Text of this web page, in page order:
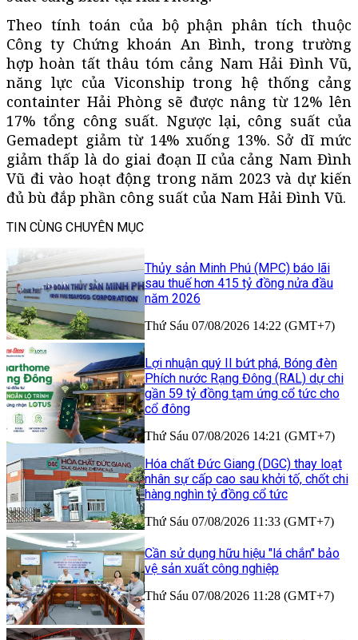
Theo tính toán của bộ phận phân tích thuộc
Công ty Chứng khoán An Bình, trong trường
hợp hoàn tất thâu tóm cảng Nam Hải Đình Vũ,
năng lực của Viconship trong hệ thống cảng
containter Hải Phòng sẽ được nâng từ 12% lên
17% tổng công suất. Ngược lại, công suất của
Gemadept giảm từ 14% xuống 13%. Sở dĩ mức
giảm thấp là do giai đoạn II của cảng Nam Đình
Vũ đi vào hoạt động trong năm 2023 và dự kiến
đủ bù đắp phần công suất của Nam Hải Đình Vũ.
TIN CÙNG CHUYÊN MỤC
Thủy sản Minh Phú (MPC) báo lãi
sau thuế hơn 415 tỷ đồng nửa đầu
năm 2026
Thứ Sáu 07/08/2026 14:22 (GMT+7)
Lợi nhuận quý II bứt phá, Bóng đèn
Phích nước Rạng Đông (RAL) dự chi
gần 59 tỷ đồng tạm ứng cổ tức cho
cổ đông
Thứ Sáu 07/08/2026 14:21 (GMT+7)
Hóa chất Đức Giang (DGC) thay loạt
nhân sự cấp cao sau khởi tố, chốt chi
hàng nghìn tỷ đồng cổ tức
Thứ Sáu 07/08/2026 11:33 (GMT+7)
Cần sử dụng hữu hiệu "lá chắn" bảo
vệ sản xuất công nghiệp
Thứ Sáu 07/08/2026 11:28 (GMT+7)